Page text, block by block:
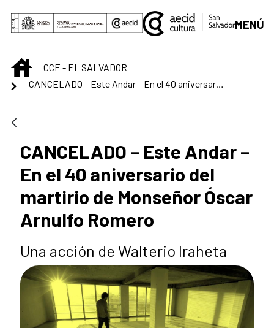
Saltar al contenido principal
MENÚ
INICIOCCE - EL SALVADOR
CANCELADO – Este Andar – En el 40 aniversario del martirio de Monseñor Óscar Arnulfo Romero
CANCELADO – Este Andar –
En el 40 aniversario del
martirio de Monseñor Óscar
Arnulfo Romero
Una acción de Walterio Iraheta